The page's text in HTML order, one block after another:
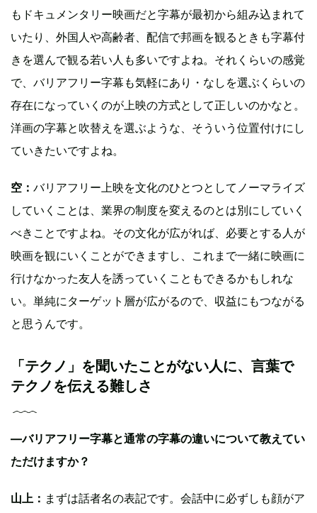
もドキュメンタリー映画だと字幕が最初から組み込まれて
いたり、外国人や高齢者、配信で邦画を観るときも字幕付
きを選んで観る若い人も多いですよね。それくらいの感覚
で、バリアフリー字幕も気軽にあり・なしを選ぶくらいの
存在になっていくのが上映の方式として正しいのかなと。
洋画の字幕と吹替えを選ぶような、そういう位置付けにし
ていきたいですよね。
空： バリアフリー上映を文化のひとつとしてノーマライズ
していくことは、業界の制度を変えるのとは別にしていく
べきことですよね。その文化が広がれば、必要とする人が
映画を観にいくことができますし、これまで一緒に映画に
行けなかった友人を誘っていくこともできるかもしれな
い。単純にターゲット層が広がるので、収益にもつながる
と思うんです。
「テクノ」を聞いたことがない人に、言葉で
テクノを伝える難しさ
—バリアフリー字幕と通常の字幕の違いについて教えてい
ただけますか？
山上： まずは話者名の表記です。会話中に必ずしも顔がア